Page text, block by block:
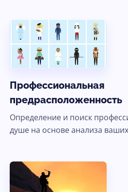
Профессиональная
предрасположенность
Определение и поиск
душе на основе анализа